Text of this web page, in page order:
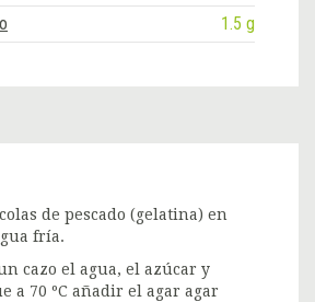
1.5 g
de pescado (gelatina) en
fría.
cazo el agua, el azúcar y
a 70 ºC añadir el agar agar